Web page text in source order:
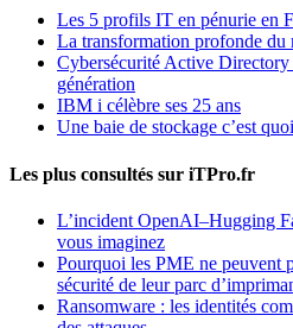
Les 5 profils IT en pénurie en
La transformation profonde du
Cybersécurité Active Directory
génération
IBM i célèbre ses 25 ans
Une baie de stockage c’est
Les plus consultés sur iTPro.fr
L’incident OpenAI–Hugging
vous imaginez
Pourquoi les PME ne peuvent
sécurité de leur parc
Ransomware : les identités